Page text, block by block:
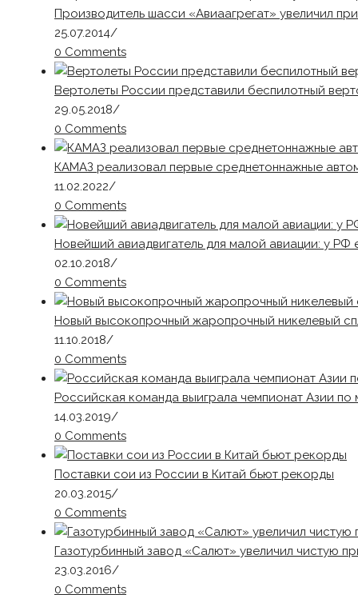
Производитель шасси «Авиаагрегат» увеличил
25.07.2014/
0 Comments
Вертолеты России представили беспилотный
29.05.2018/
0 Comments
КАМАЗ реализовал первые среднетоннажные
11.02.2022/
0 Comments
Новейший авиадвигатель для малой авиации: у РФ
02.10.2018/
0 Comments
Новый высокопрочный жаропрочный никелевый
11.10.2018/
0 Comments
Российская команда выиграла чемпионат Азии
14.03.2019/
0 Comments
Поставки сои из России в Китай бьют рекорды
20.03.2015/
0 Comments
Газотурбинный завод «Салют» увеличил чистую
23.03.2016/
0 Comments